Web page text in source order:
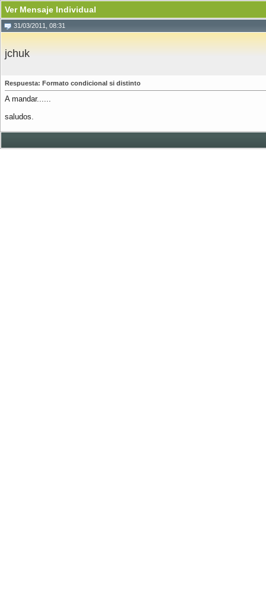
Ver Mensaje Individual
31/03/2011, 08:31
jchuk
Respuesta: Formato condicional si distinto
A mandar......
saludos.